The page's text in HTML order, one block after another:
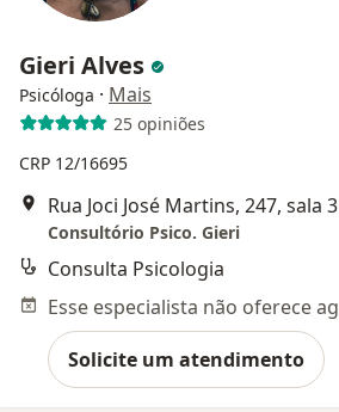
Gieri Alves
Psicóloga · Mais
25 opiniões
CRP 12/16695
Rua Joci José Martins, 247, sala
Consultório Psico. Gieri
Consulta Psicologia
Solicite um atendimento